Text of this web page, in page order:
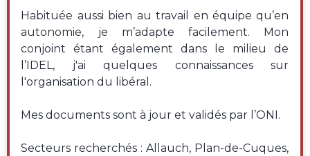
Habituée aussi bien au travail en équipe qu’en
autonomie, je m’adapte facilement. Mon
conjoint étant également dans le milieu de
l’IDEL, j'ai quelques connaissances sur
l'organisation du libéral.
Mes documents sont à jour et validés par l’ONI.
Secteurs recherchés : Allauch, Plan-de-Cuques,